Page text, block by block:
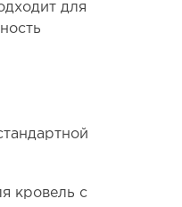
для
кровель с